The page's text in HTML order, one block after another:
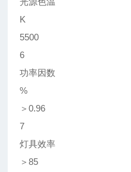
K
5500
6
功率因数
%
＞0.96
7
灯具效率
＞85